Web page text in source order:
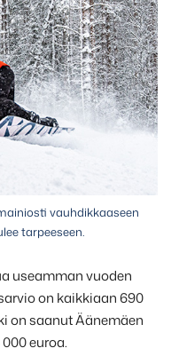
vauhdikkaaseen
tarpeeseen.
useamman vuoden
on kaikkiaan 690
on saanut Äänemäen
euroa.